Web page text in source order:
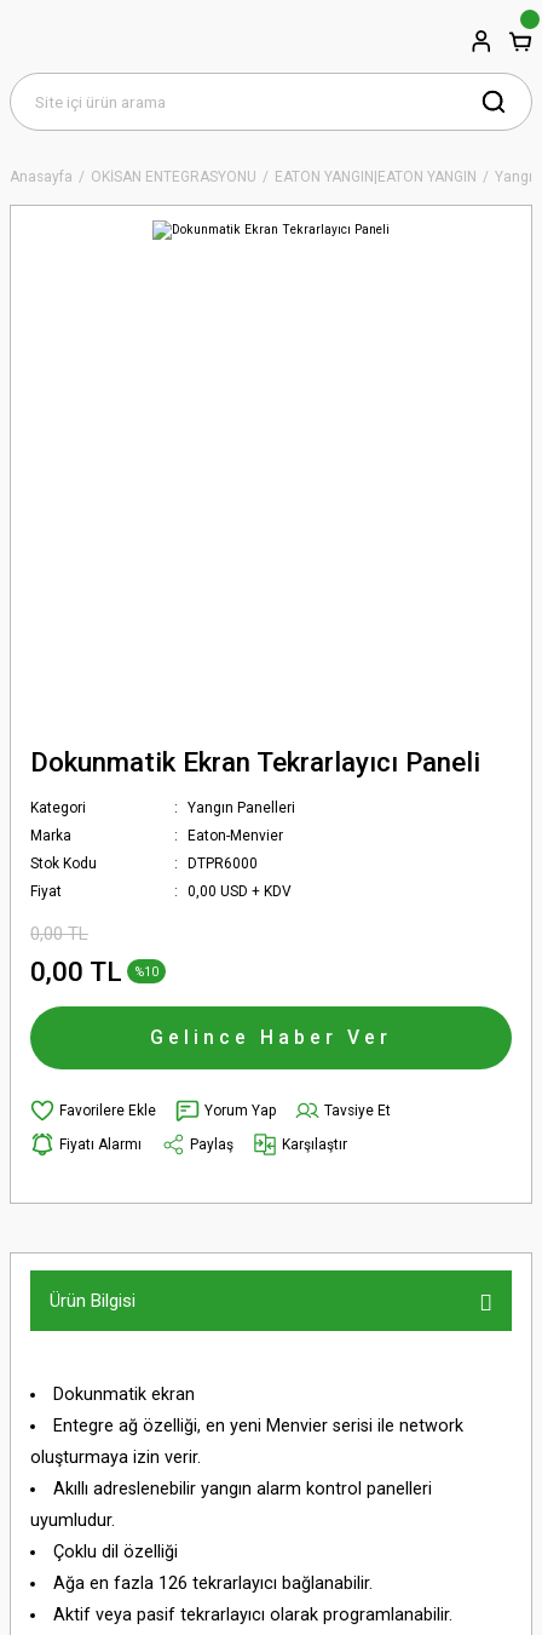
Anasayfa OKİSAN ENTEGRASYONU EATON YANGIN|EATON YANGIN
Dokunmatik Ekran Tekrarlayıcı Paneli
Kategori
Yangın Panelleri
Marka
Eaton-Menvier
Stok Kodu
DTPR6000
Fiyat
0,00 USD + KDV
0,00 TL
0,00 TL %10
Gelince Haber Ver
Yorum Yap
Tavsiye Et
Fiyatı Alarmı
Paylaş Karşılaştır
Ürün Bilgisi
Dokunmatik ekran
Entegre ağ özelliği, en yeni Menvier serisi ile network
oluşturmaya izin verir.
Akıllı adreslenebilir yangın alarm kontrol panelleri
uyumludur.
Çoklu dil özelliği
Ağa en fazla 126 tekrarlayıcı bağlanabilir.
Aktif veya pasif tekrarlayıcı olarak programlanabilir.